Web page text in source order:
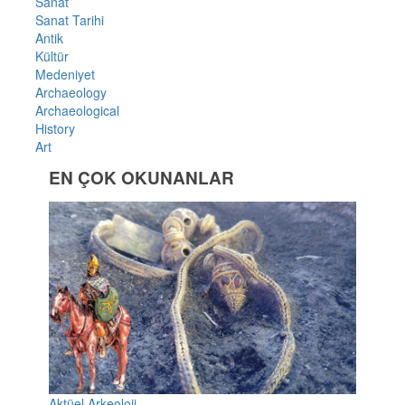
Sanat Tarihi
Antik
Kültür
Medeniyet
Archaeology
Archaeological
History
Art
EN ÇOK OKUNANLAR